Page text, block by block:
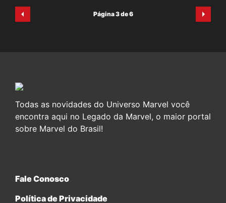
Página 3 de 6
Todas as novidades do Universo Marvel você
encontra aqui no Legado da Marvel, o maior portal
sobre Marvel do Brasil!
Fale Conosco
Política de Privacidade